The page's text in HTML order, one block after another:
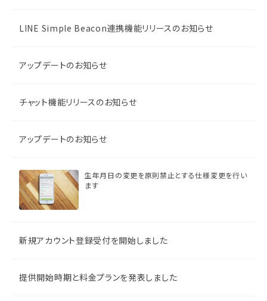
LINE Simple Beacon連携機能リリースのお知らせ
アップデートのお知らせ
チャット機能リリースのお知らせ
アップデートのお知らせ
生年月日の変更を原則禁止とする仕様変更を行い
ます
新規アカウント登録受付を開始しました
提供開始時期と料金プランを発表しました